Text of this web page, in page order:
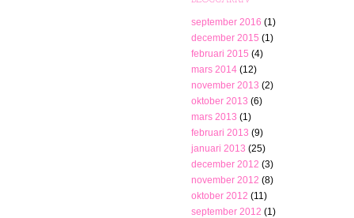
september 2016 (1)
december 2015 (1)
februari 2015 (4)
mars 2014 (12)
november 2013 (2)
oktober 2013 (6)
mars 2013 (1)
februari 2013 (9)
januari 2013 (25)
december 2012 (3)
november 2012 (8)
oktober 2012 (11)
september 2012 (1)